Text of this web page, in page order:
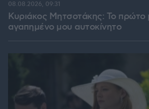
Κυριάκος Μητσοτάκης: Το πρώτο
αγαπημένο μου αυτοκίνητο
08.08.2026, 09:31